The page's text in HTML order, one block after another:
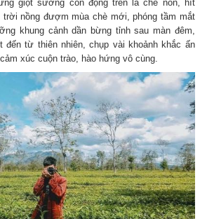
giọt sương còn đọng trên lá chè non, hít
nồng đượm mùa chè mới, phóng tầm mắt
khung cảnh dần bừng tỉnh sau màn đêm,
đến từ thiên nhiên, chụp vài khoảnh khắc ấn
xúc cuộn trào, hào hứng vô cùng.